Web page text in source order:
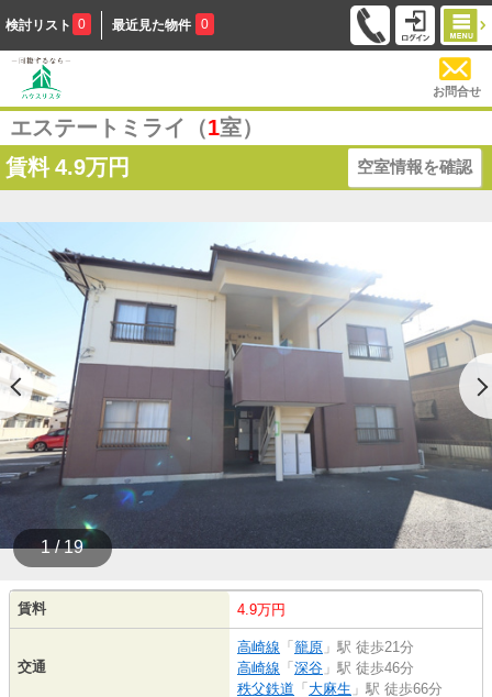
検討リスト 0 最近見た物件 0
お問合せ
エステートミライ（1室）
賃料 4.9万円 空室情報を確認
1 / 19
賃料 4.9万円
交通
高崎線 「 籠原 」駅 徒歩21分
高崎線 「 深谷 」駅 徒歩46分
秩父鉄道 「 大麻生 」駅 徒歩66分